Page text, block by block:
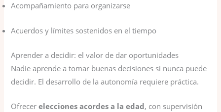
Acompañamiento para organizarse
Acuerdos y límites sostenidos en el tiempo
Aprender a decidir: el valor de dar oportunidades
Nadie aprende a tomar buenas decisiones si nunca puede
decidir. El desarrollo de la autonomía requiere práctica.
Ofrecerelecciones acordes a la edad, con supervisión